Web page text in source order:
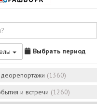
Выбрать период
(1360)
и встречи (1260)